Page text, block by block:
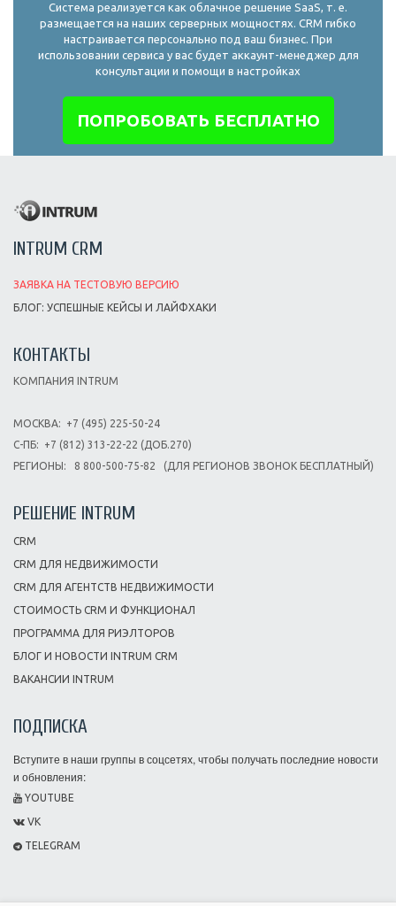
Система реализуется как облачное решение SaaS, т. е.
размещается на наших серверных мощностях. CRM гибко
настраивается персонально под ваш бизнес. При
использовании сервиса у вас будет аккаунт-менеджер для
консультации и помощи в настройках
ПОПРОБОВАТЬ БЕСПЛАТНО
INTRUM CRM
ЗАЯВКА НА ТЕСТОВУЮ ВЕРСИЮ
БЛОГ: УСПЕШНЫЕ КЕЙСЫ И ЛАЙФХАКИ
КОНТАКТЫ
КОМПАНИЯ INTRUM
МОСКВА:
+7 (495) 225-50-24
С-ПБ:
+7 (812) 313-22-22 (ДОБ.270)
РЕГИОНЫ:
8 800-500-75-82 (ДЛЯ РЕГИОНОВ ЗВОНОК БЕСПЛАТНЫЙ)
РЕШЕНИЕ INTRUM
CRM
CRM ДЛЯ НЕДВИЖИМОСТИ
CRM ДЛЯ АГЕНТСТВ НЕДВИЖИМОСТИ
СТОИМОСТЬ CRM И ФУНКЦИОНАЛ
ПРОГРАММА ДЛЯ РИЭЛТОРОВ
БЛОГ И НОВОСТИ INTRUM CRM
ВАКАНСИИ INTRUM
ПОДПИСКА
Вступите в наши группы в соцсетях, чтобы получать последние новости
и обновления:
YOUTUBE
VK
TELEGRAM